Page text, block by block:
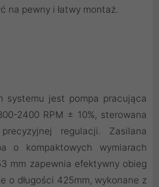
na pewny i łatwy montaż.
systemu jest pompa pracująca
2400 RPM ± 10%, sterowana
regulacji. Zasilana
o kompaktowych wymiarach
mm zapewnia efektywny obieg
o długości 425mm, wykonane z